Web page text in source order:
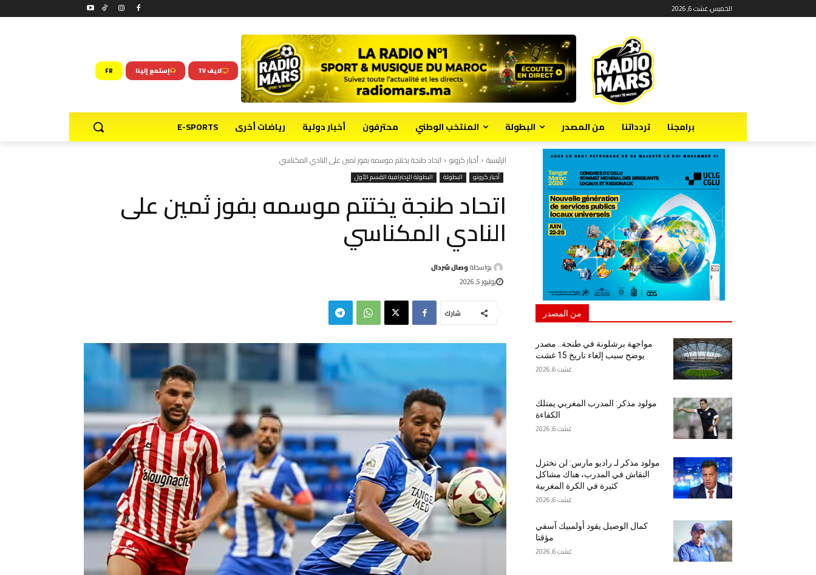
الخميس, غشت 6, 2026
لايف TV إستمع إلينا FR
برامجنا تردداتنا من المصدر البطولة المنتخب الوطني محترفون أخبار دولية رياضات أخرى E-SPORTS
الرئيسية أخبار كرونو اتحاد طنجة يختتم موسمه بفوز ثمين على النادي المكناسي
أخبار كرونو البطولة البطولة الإحترافية القسم الأول
اتحاد طنجة يختتم موسمه بفوز ثمين على
النادي المكناسي
بواسطةوصال شردال
يوليوز 5, 2026
شارك من المصدر
مواجهة برشلونة في طنجة.. مصدر
يوضح سبب إلغاء تاريخ 15 غشت
غشت 6, 2026
مولود مذكر: المدرب المغربي يمتلك
الكفاءة
غشت 6, 2026
مولود مذكر لـ راديو مارس: لن نختزل
النقاش في المدرب، هناك مشاكل
كثيرة في الكرة المغربية
غشت 6, 2026
كمال الوصيل يقود أولمبيك آسفي
مؤقتا
غشت 6, 2026